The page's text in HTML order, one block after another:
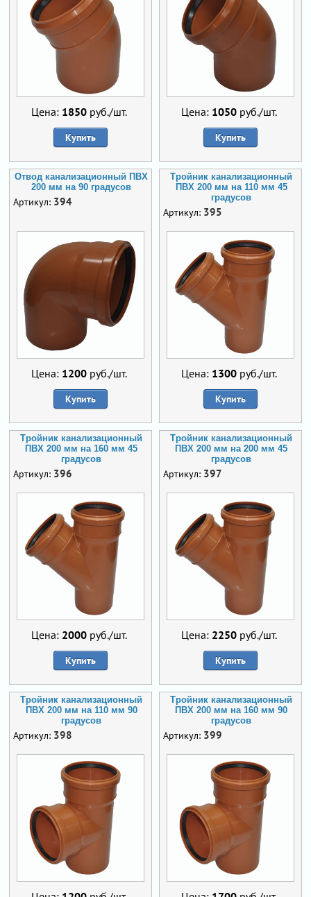
Цена: 1850руб./шт.
Купить
Цена: 1050руб./шт.
Купить
Отвод канализационный ПВХ
200 мм на 90 градусов
Артикул: 394
Цена: 1200руб./шт.
Купить
Тройник канализационный
ПВХ 200 мм на 110 мм 45
градусов
Артикул: 395
Цена: 1300руб./шт.
Купить
Тройник канализационный
ПВХ 200 мм на 160 мм 45
градусов
Артикул: 396
Цена: 2000руб./шт.
Купить
Тройник канализационный
ПВХ 200 мм на 200 мм 45
градусов
Артикул: 397
Цена: 2250руб./шт.
Купить
Тройник канализационный
ПВХ 200 мм на 110 мм 90
градусов
Артикул: 398
Тройник канализационный
ПВХ 200 мм на 160 мм 90
градусов
Артикул: 399